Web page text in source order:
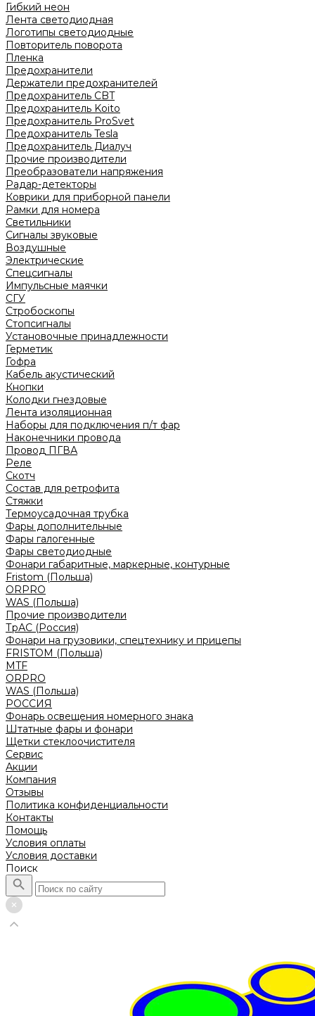
Гибкий неон
Лента светодиодная
Логотипы светодиодные
Повторитель поворота
Пленка
Предохранители
Держатели предохранителей
Предохранитель CBT
Предохранитель Koito
Предохранитель ProSvet
Предохранитель Tesla
Предохранитель Диалуч
Прочие производители
Преобразователи напряжения
Радар-детекторы
Коврики для приборной панели
Рамки для номера
Светильники
Сигналы звуковые
Воздушные
Электрические
Спецсигналы
Импульсные маячки
СГУ
Стробоскопы
Стопсигналы
Установочные принадлежности
Герметик
Гофра
Кабель акустический
Кнопки
Колодки гнездовые
Лента изоляционная
Наборы для подключения п/т фар
Наконечники провода
Провод ПГВА
Реле
Скотч
Состав для ретрофита
Стяжки
Термоусадочная трубка
Фары дополнительные
Фары галогенные
Фары светодиодные
Фонари габаритные, маркерные, контурные
Fristom (Польша)
ORPRO
WAS (Польша)
Прочие производители
ТрАС (Россия)
Фонари на грузовики, спецтехнику и прицепы
FRISTOM (Польша)
MTF
ORPRO
WAS (Польша)
РОССИЯ
Фонарь освещения номерного знака
Штатные фары и фонари
Щетки стеклоочистителя
Сервис
Акции
Компания
Отзывы
Политика конфиденциальности
Контакты
Помощь
Условия оплаты
Условия доставки
Поиск